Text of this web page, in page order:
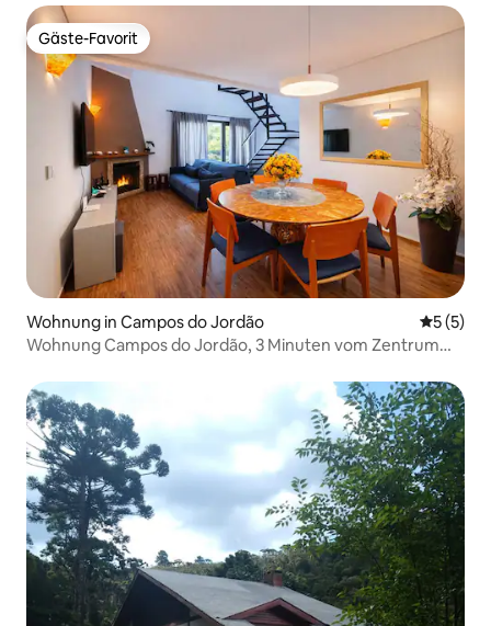
Gäste-Favorit
Gäste-Favorit
Wohnung in Campos do Jordão
5 (5)
Wohnung Campos do Jordão, 3 Minuten vom Zentrum